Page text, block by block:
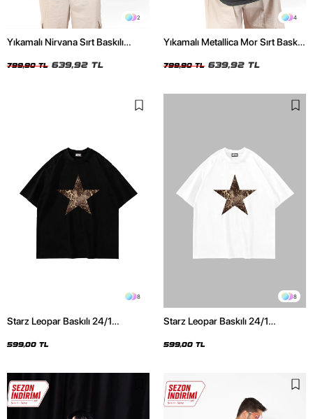
2
Yıkamalı Nirvana Sırt Baskılı
799,90 TL 639,92 TL
4
Yıkamalı Metallica Mor Sırt Baskılı
799,90 TL 639,92 TL
8
Starz Leopar Baskılı 24/1
599,00 TL
8
Starz Leopar Baskılı 24/1
599,00 TL